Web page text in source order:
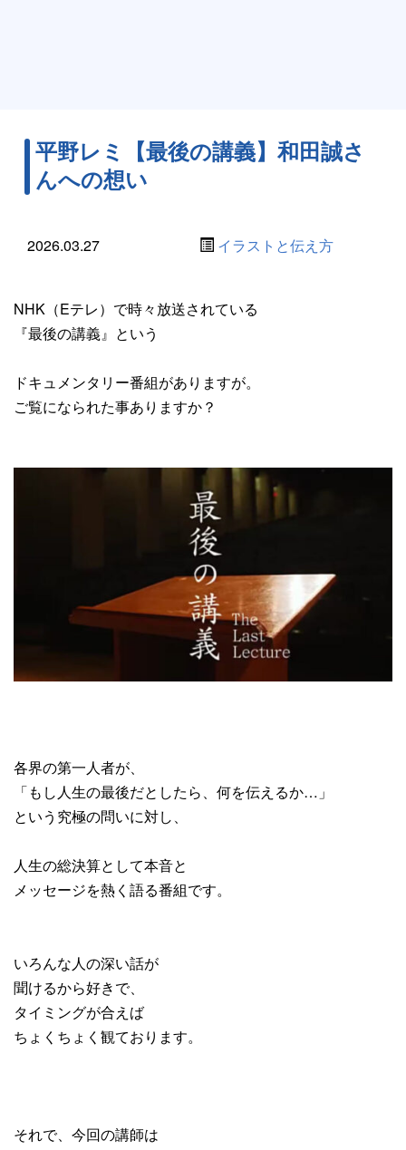
平野レミ【最後の講義】和田誠さ
んへの想い
2026.03.27 イラストと伝え方
NHK（Eテレ）で時々放送されている
『最後の講義』という
ドキュメンタリー番組がありますが。
ご覧になられた事ありますか？
各界の第一人者が、
「もし人生の最後だとしたら、何を伝えるか…」
という究極の問いに対し、
人生の総決算として本音と
メッセージを熱く語る番組です。
いろんな人の深い話が
聞けるから好きで、
タイミングが合えば
ちょくちょく観ております。
それで、今回の講師は